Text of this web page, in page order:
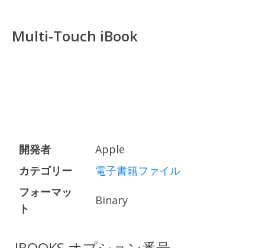
Multi-Touch iBook
開発者
Apple
カテゴリー
電子書籍ファイル
フォーマッ
ト
Binary